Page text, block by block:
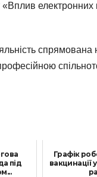
електронних
спрямована
під
Графік
вакцинації